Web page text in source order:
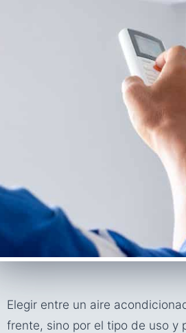
Elegir entre un aire
frente, sino por el tipo de uso y